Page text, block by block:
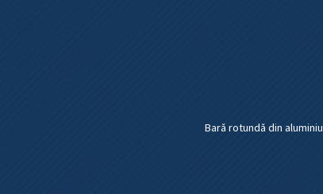
Bară rotundă din aluminiu